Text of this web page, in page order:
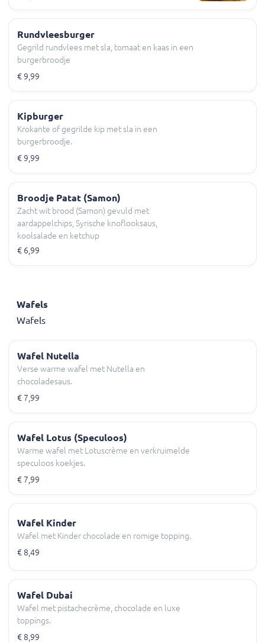
Rundvleesburger
Gegrild rundvlees met sla, tomaat en kaas in een
burgerbroodje
€ 9,99
Kipburger
Krokante of gegrilde kip met sla in een
burgerbroodje.
€ 9,99
Broodje Patat (Samon)
Zacht wit brood (Samon) gevuld met
aardappelchips, Syrische knoflooksaus,
koolsalade en ketchup
€ 6,99
Wafels
Wafels
Wafel Nutella
Verse warme wafel met Nutella en
chocoladesaus.
€ 7,99
Wafel Lotus (Speculoos)
Warme wafel met Lotuscrème en verkruimelde
speculoos koekjes.
€ 7,99
Wafel Kinder
Wafel met Kinder chocolade en romige topping.
€ 8,49
Wafel Dubai
Wafel met pistachecrème, chocolade en luxe
toppings.
€ 8,99